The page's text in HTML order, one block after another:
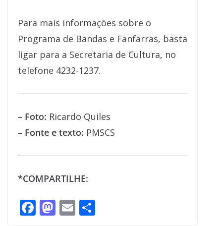
Para mais informações sobre o
Programa de Bandas e Fanfarras, basta
ligar para a Secretaria de Cultura, no
telefone 4232-1237.
– Foto: Ricardo Quiles
– Fonte e texto: PMSCS
*COMPARTILHE:
F M E